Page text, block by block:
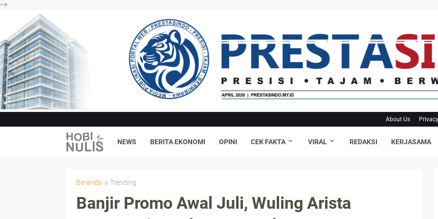
-->
About Us
NEWS BERITA EKONOMI OPINI CEK FAKTA VIRAL REDAKSI KERJASAMA
Beranda Trending
Banjir Promo Awal Juli, Wuling Arista